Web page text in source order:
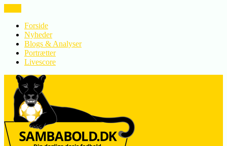
Forside
Nyheder
Blogs & Analyser
Portrætter
Livescore